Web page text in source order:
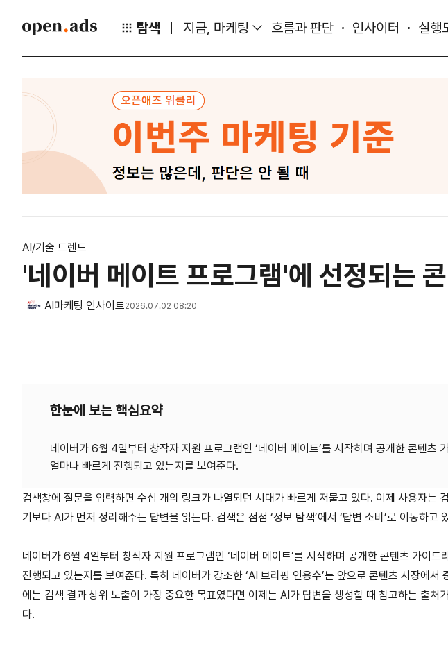
탐색 지금, 마케팅 흐름과 판단 인사이터 실행
AI/기술 트렌드
'네이버 메이트 프로그램'에 선정되는
AI마케팅 인사이트2026.07.02 08:20
한눈에 보는 핵심요약
네이버가 6월 4일부터 창작자 지원 프로그램인 ‘네이버 메이트’를 시작하며 공개한 콘텐츠
검색창에 질문을 입력하면 수십 개의 링크가 나열되던 시대가 빠르게 저물고 있다. 이제 사용자는
기보다 AI가 먼저 정리해주는 답변을 읽는다. 검색은 점점 ‘정보 탐색’에서 ‘답변 소비’로 이동하고
네이버가 6월 4일부터 창작자 지원 프로그램인 ‘네이버 메이트’를 시작하며 공개한 콘텐츠 가이드
진행되고 있는지를 보여준다. 특히 네이버가 강조한 ‘AI 브리핑 인용수’는 앞으로 콘텐츠 시장에서
에는 검색 결과 상위 노출이 가장 중요한 목표였다면 이제는 AI가 답변을 생성할 때 참고하는 출처
다.